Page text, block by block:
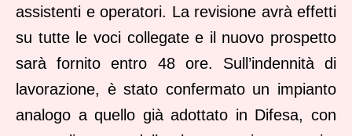
assistenti e operatori. La revisione avrà effetti
su tutte le voci collegate e il nuovo prospetto
sarà fornito entro 48 ore. Sull’indennità di
lavorazione, è stato confermato un impianto
analogo a quello già adottato in Difesa, con